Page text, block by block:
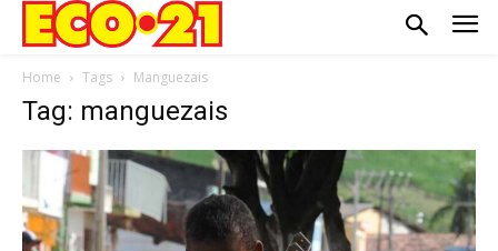
Home Tags Manguezais
Tag: manguezais